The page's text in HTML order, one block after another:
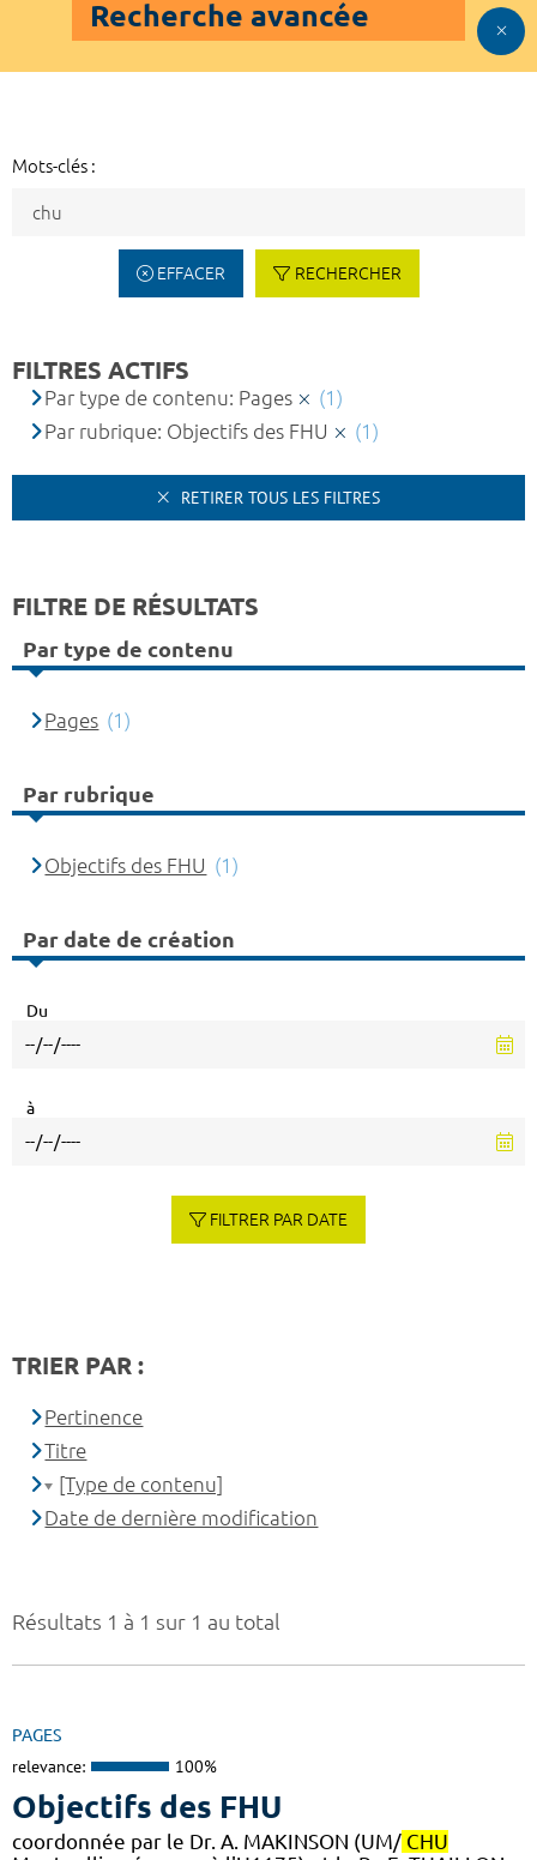
Recherche avancée
Mots-clés :
EFFACER RECHERCHER
Résultats 1 à 1 sur 1 au total
PAGES
relevance: 100%
Objectifs des FHU
coordonnée par le Dr. A. MAKINSON (UM/ CHU
FILTRES ACTIFS
Par type de contenu: Pages
(1)
Par rubrique: Objectifs des FHU
(1)
RETIRER TOUS LES FILTRES
FILTRE DE RÉSULTATS
Par type de contenu
Pages (1)
Par rubrique
Objectifs des FHU (1)
Par date de création
Du
à
FILTRER PAR DATE
TRIER PAR :
Pertinence
Titre
[Type de contenu]
Date de dernière modification